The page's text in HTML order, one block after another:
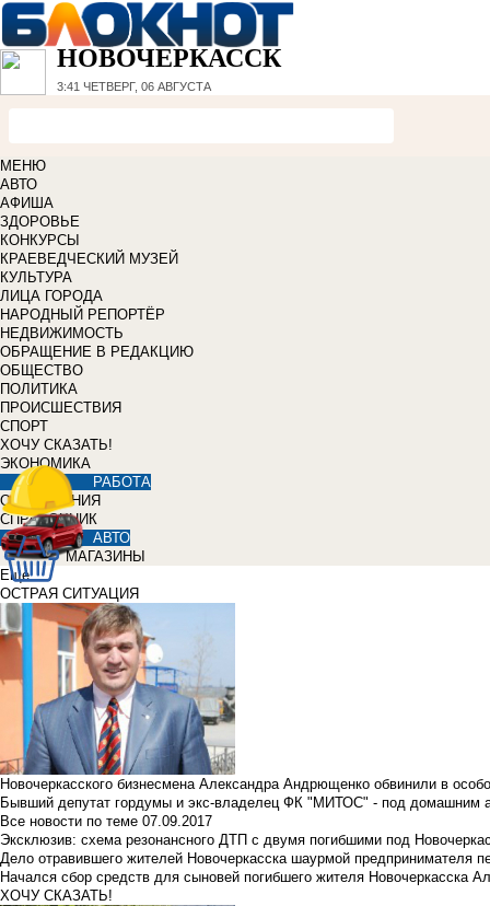
НОВОЧЕРКАССК
3:41 ЧЕТВЕРГ, 06 АВГУСТА
МЕНЮ
АВТО
АФИША
ЗДОРОВЬЕ
КОНКУРСЫ
КРАЕВЕДЧЕСКИЙ МУЗЕЙ
КУЛЬТУРА
ЛИЦА ГОРОДА
НАРОДНЫЙ РЕПОРТЁР
НЕДВИЖИМОСТЬ
ОБРАЩЕНИЕ В РЕДАКЦИЮ
ОБЩЕСТВО
ПОЛИТИКА
ПРОИСШЕСТВИЯ
СПОРТ
ХОЧУ СКАЗАТЬ!
ЭКОНОМИКА
РАБОТА
ОБЪЯВЛЕНИЯ
СПРАВОЧНИК
АВТО
МАГАЗИНЫ
Еще
ОСТРАЯ СИТУАЦИЯ
Новочеркасского бизнесмена Александра Андрющенко обвинили в
Бывший депутат гордумы и экс-владелец ФК "МИТОС" - под домашним
Все новости по теме 07.09.2017
Эксклюзив: схема резонансного ДТП с двумя погибшими под
Дело отравившего жителей Новочеркасска шаурмой предпринимателя
Начался сбор средств для сыновей погибшего жителя Новочеркасска
ХОЧУ СКАЗАТЬ!